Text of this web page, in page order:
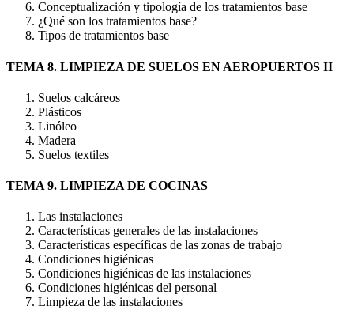
Conceptualización y tipología de los tratamientos base
¿Qué son los tratamientos base?
Tipos de tratamientos base
TEMA 8. LIMPIEZA DE SUELOS EN AEROPUERTOS II
Suelos calcáreos
Plásticos
Linóleo
Madera
Suelos textiles
TEMA 9. LIMPIEZA DE COCINAS
Las instalaciones
Características generales de las instalaciones
Características específicas de las zonas de trabajo
Condiciones higiénicas
Condiciones higiénicas de las instalaciones
Condiciones higiénicas del personal
Limpieza de las instalaciones